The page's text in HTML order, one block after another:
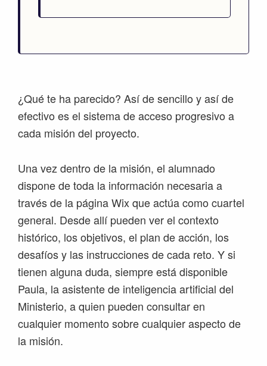
¿Qué te ha parecido? Así de sencillo y así de
efectivo es el sistema de acceso progresivo a
cada misión del proyecto.
Una vez dentro de la misión, el alumnado
dispone de toda la información necesaria a
través de la página Wix que actúa como cuartel
general. Desde allí pueden ver el contexto
histórico, los objetivos, el plan de acción, los
desafíos y las instrucciones de cada reto. Y si
tienen alguna duda, siempre está disponible
Paula, la asistente de inteligencia artificial del
Ministerio, a quien pueden consultar en
cualquier momento sobre cualquier aspecto de
la misión.